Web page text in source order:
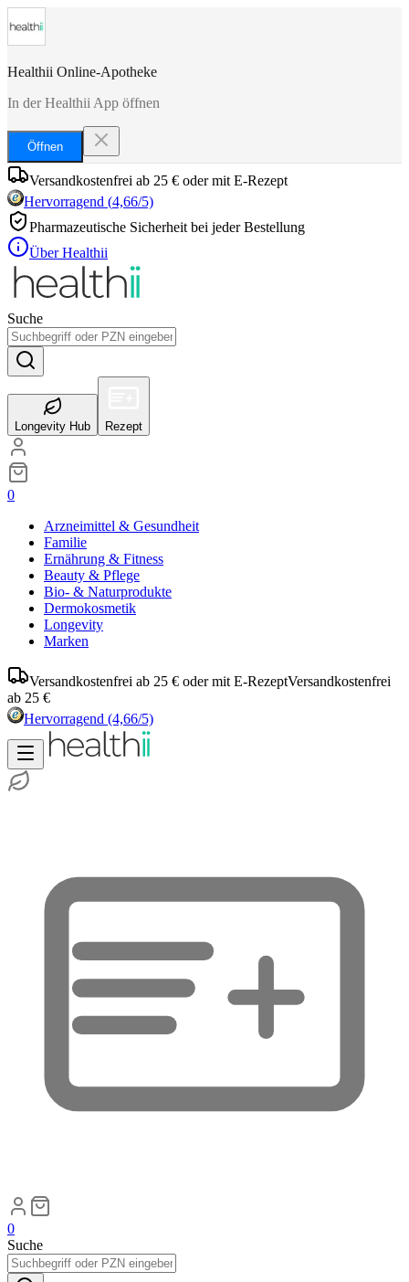
Healthii Online-Apotheke
In der Healthii App öffnen
Öffnen
Versandkostenfrei ab 25 € oder mit E-Rezept
Hervorragend (4,66/5)
Pharmazeutische Sicherheit bei jeder Bestellung
Über Healthii
Suche
Longevity Hub Rezept
0
Arzneimittel & Gesundheit
Familie
Ernährung & Fitness
Beauty & Pflege
Bio- & Naturprodukte
Dermokosmetik
Longevity
Marken
Versandkostenfrei ab 25 € oder mit E-RezeptVersandkostenfrei
ab 25 €
Hervorragend (4,66/5)
0
Suche